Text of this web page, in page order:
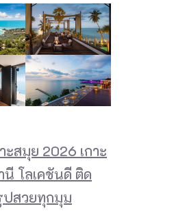
ะสมุย 2026 เกาะ
โลเคชันดี ติด
ปสวยทุกมุม